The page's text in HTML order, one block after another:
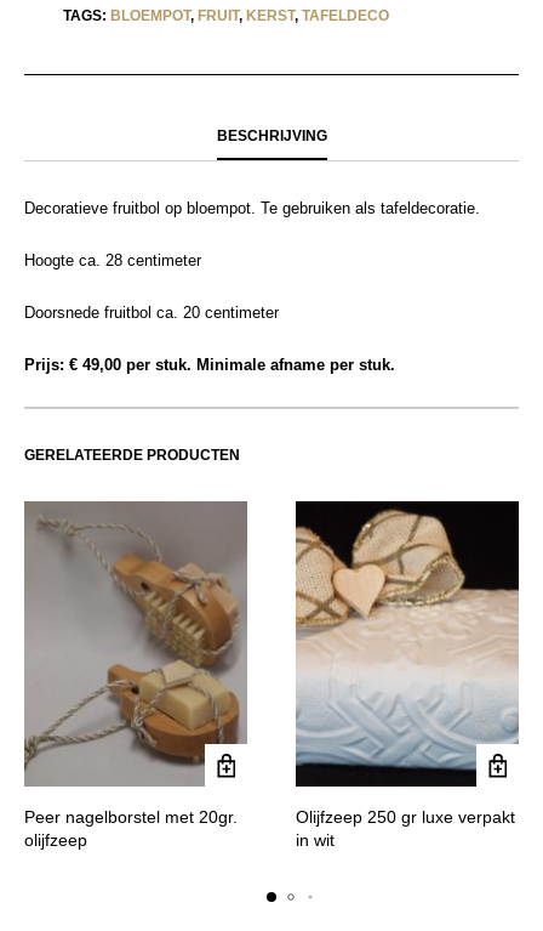
TAGS: BLOEMPOT, FRUIT, KERST, TAFELDECO
BESCHRIJVING
Decoratieve fruitbol op bloempot. Te gebruiken als tafeldecoratie.
Hoogte ca. 28 centimeter
Doorsnede fruitbol ca. 20 centimeter
Prijs: € 49,00 per stuk. Minimale afname per stuk.
GERELATEERDE PRODUCTEN
Peer nagelborstel met 20gr.
olijfzeep
Olijfzeep 250 gr luxe verpakt
in wit